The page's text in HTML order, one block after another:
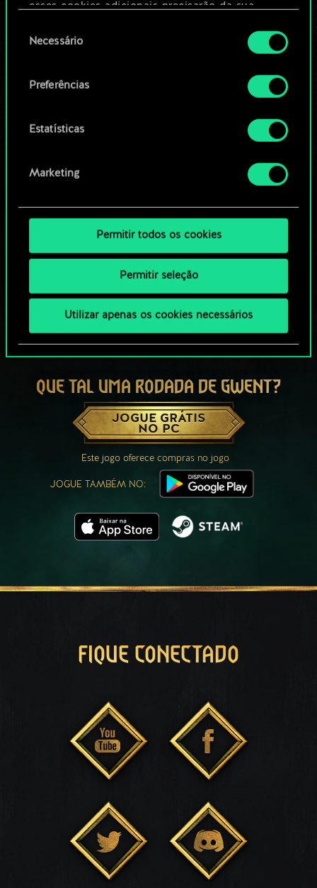
esses cookies adicionais precisarão da sua
Você encontrará todos os detalhes sobre o uso
de cookies e poderá ajustar as suas preferências
no menu "Configurações" abaixo.
deNecessário
Preferências
Estatísticas
Marketing
Permitir todos os cookies
Permitir seleção
Utilizar apenas os cookies necessários
Navegue pelos baralhos da
QUE TAL UMA RODADA DE GWENT?
JOGUE GRÁTIS
NO PC
Este jogo oferece compras no jogo
JOGUE TAMBÉM NO:
FIQUE CONECTADO